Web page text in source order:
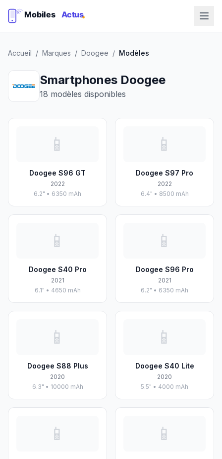
Accueil / Marques / Doogee / Modèles
Smartphones Doogee
18 modèles disponibles
📱
Doogee S96 GT
2022
6.2" • 6350 mAh
📱
Doogee S97 Pro
2022
6.4" • 8500 mAh
📱
Doogee S40 Pro
2021
6.1" • 4650 mAh
📱
Doogee S96 Pro
2021
6.2" • 6350 mAh
📱
Doogee S88 Plus
2020
6.3" • 10000 mAh
📱
Doogee S40 Lite
2020
5.5" • 4000 mAh
📱 📱